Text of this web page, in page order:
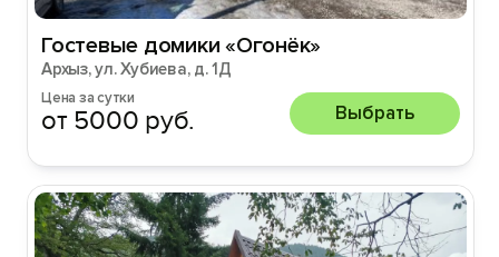
Гостевые домики «Огонёк»
Архыз, ул. Хубиева, д. 1Д
Цена за сутки
от 5000 руб. Выбрать